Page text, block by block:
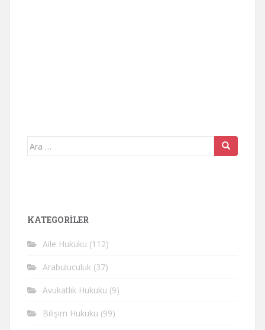
Arama
KATEGORİLER
Aile Hukuku (112)
Arabuluculuk (37)
Avukatlık Hukuku (9)
Bilişim Hukuku (99)